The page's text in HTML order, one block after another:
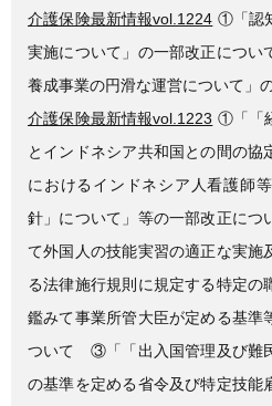
介護保険最新情報vol.1224 ①「認
実施について」の一部改正につ
養成事業の円滑な運営について」
介護保険最新情報vol.1223 ①「「
とインドネシア共和国との間の協
におけるインドネシア人看護師
針」について」等の一部改正に
て外国人の技能実習の適正な実施
る法律施行規則に規定する特定の
鑑みて事業所管大臣が定める基準
ついて ③「「出入国管理及び難
の基準を定める省令及び特定技能